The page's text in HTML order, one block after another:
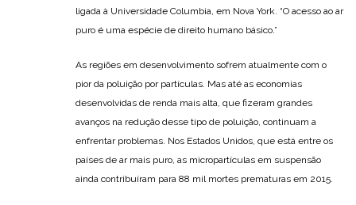
ligada à Universidade Columbia, em Nova York. “O acesso ao ar
puro é uma espécie de direito humano básico.”
As regiões em desenvolvimento sofrem atualmente com o
pior da poluição por partículas. Mas até as economias
desenvolvidas de renda mais alta, que fizeram grandes
avanços na redução desse tipo de poluição, continuam a
enfrentar problemas. Nos Estados Unidos, que está entre os
países de ar mais puro, as micropartículas em suspensão
ainda contribuíram para 88 mil mortes prematuras em 2015.